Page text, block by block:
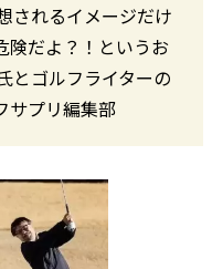
されるイメージだけ
険だよ？！というお
とゴルフライターの
サプリ編集部